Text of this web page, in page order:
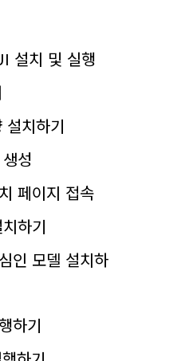
치 및 실행
설치하기
성
페이지 접속
하기
인 모델 설치하
하기